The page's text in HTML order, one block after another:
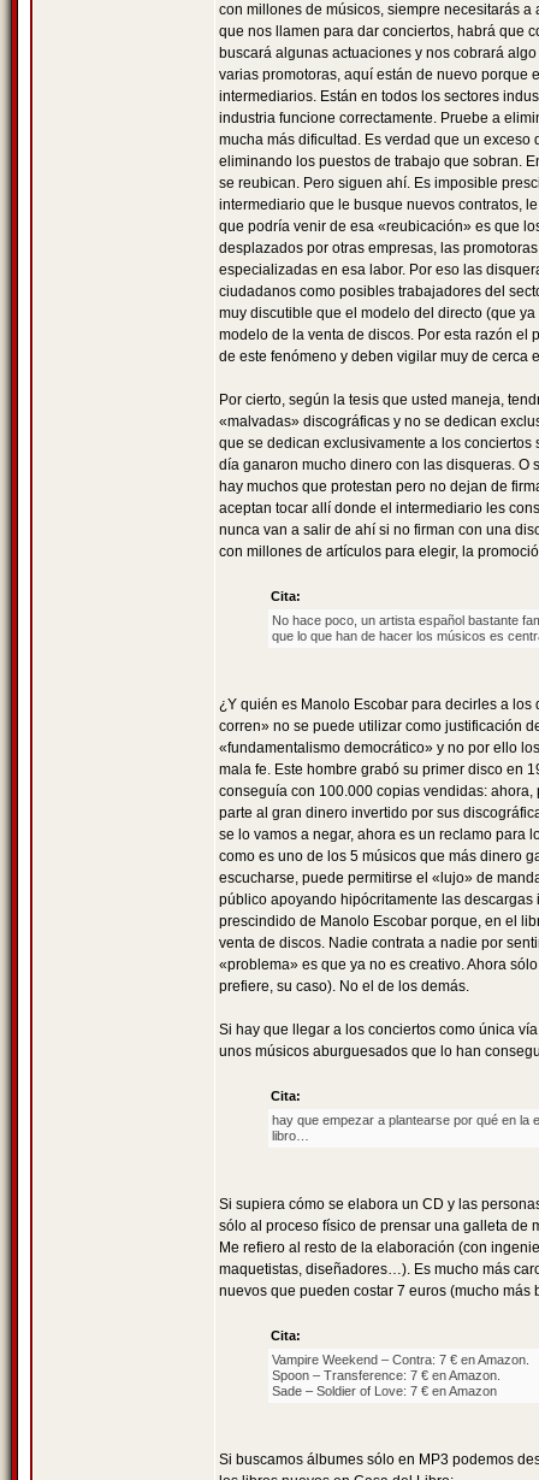
con millones de músicos, siempre necesitarás
que nos llamen para dar conciertos, habrá que
buscará algunas actuaciones y nos cobrará
varias promotoras, aquí están de nuevo porque
intermediarios. Están en todos los sectores
industria funcione correctamente. Pruebe a
mucha más dificultad. Es verdad que un
eliminando los puestos de trabajo que sobran.
se reubican. Pero siguen ahí. Es imposible
intermediario que le busque nuevos contratos,
que podría venir de esa «reubicación» es que
desplazados por otras empresas, las
especializadas en esa labor. Por eso las
ciudadanos como posibles trabajadores del
muy discutible que el modelo del directo (que
modelo de la venta de discos. Por esta razón
de este fenómeno y deben vigilar muy de cerca
Por cierto, según la tesis que usted maneja,
«malvadas» discográficas y no se dedican
que se dedican exclusivamente a los
día ganaron mucho dinero con las disqueras. O
hay muchos que protestan pero no dejan de
aceptan tocar allí donde el intermediario les
nunca van a salir de ahí si no firman con una
con millones de artículos para elegir, la
Cita:
No hace poco, un artista español bastante
que lo que han de hacer los músicos es
¿Y quién es Manolo Escobar para decirles a
corren» no se puede utilizar como justificación
«fundamentalismo democrático» y no por ello
mala fe. Este hombre grabó su primer disco en
conseguía con 100.000 copias vendidas:
parte al gran dinero invertido por sus
se lo vamos a negar, ahora es un reclamo para
como es uno de los 5 músicos que más dinero
escucharse, puede permitirse el «lujo» de
público apoyando hipócritamente las
prescindido de Manolo Escobar porque, en el
venta de discos. Nadie contrata a nadie por
«problema» es que ya no es creativo. Ahora
prefiere, su caso). No el de los demás.
Si hay que llegar a los conciertos como única
unos músicos aburguesados que lo han
Cita:
hay que empezar a plantearse por qué en la
libro…
Si supiera cómo se elabora un CD y las
sólo al proceso físico de prensar una galleta de
Me refiero al resto de la elaboración (con
maquetistas, diseñadores…). Es mucho más
nuevos que pueden costar 7 euros (mucho
Cita:
Vampire Weekend – Contra: 7 € en Amazon.
Spoon – Transference: 7 € en Amazon.
Sade – Soldier of Love: 7 € en Amazon
Si buscamos álbumes sólo en MP3 podemos